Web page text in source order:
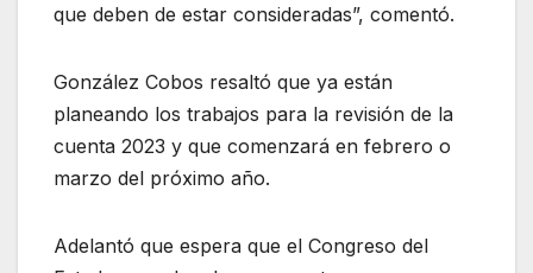
que deben de estar consideradas”, comentó.
González Cobos resaltó que ya están
planeando los trabajos para la revisión de la
cuenta 2023 y que comenzará en febrero o
marzo del próximo año.
Adelantó que espera que el Congreso del